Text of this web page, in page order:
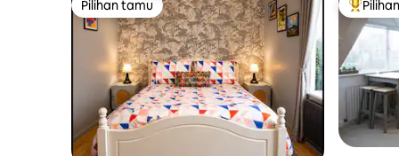
Pilihan tamu
Pilihan tamu Pilihan